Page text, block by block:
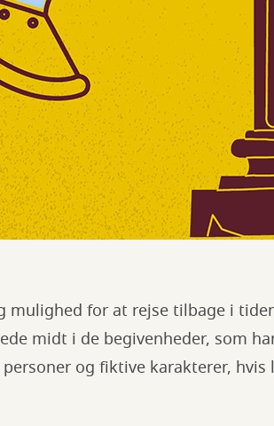
mulighed for at rejse tilbage i
midt i de begivenheder, som
og fiktive karakterer,